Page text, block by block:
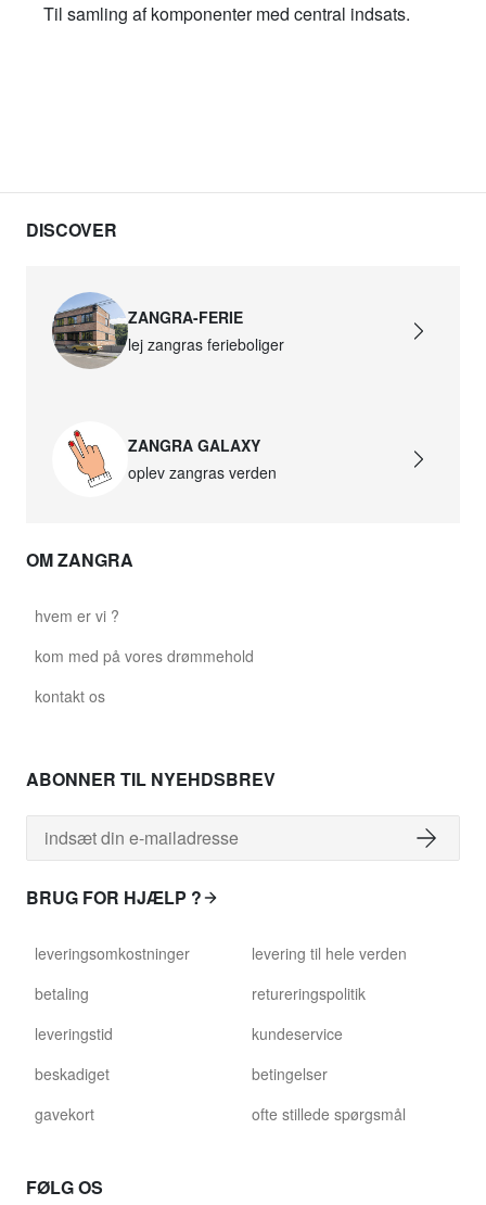
Til samling af komponenter med central indsats.
DISCOVER
ZANGRA-FERIE
lej zangras ferieboliger
ZANGRA GALAXY
oplev zangras verden
OM ZANGRA
hvem er vi ?
kom med på vores drømmehold
kontakt os
ABONNER TIL NYEHDSBREV
BRUG FOR HJÆLP ?
leveringsomkostninger
betaling
leveringstid
beskadiget
gavekort
levering til hele verden
retureringspolitik
kundeservice
betingelser
ofte stillede spørgsmål
FØLG OS